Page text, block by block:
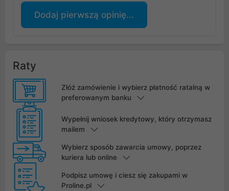
Dodaj pierwszą opinię...
Raty
Złóż zamówienie i wybierz płatność ratalną w
preferowanym banku
Wypełnij wniosek kredytowy, który otrzymasz
mailem
Wybierz sposób zawarcia umowy, poprzez
kuriera lub online
Podpisz umowę i ciesz się zakupami w
Proline.pl